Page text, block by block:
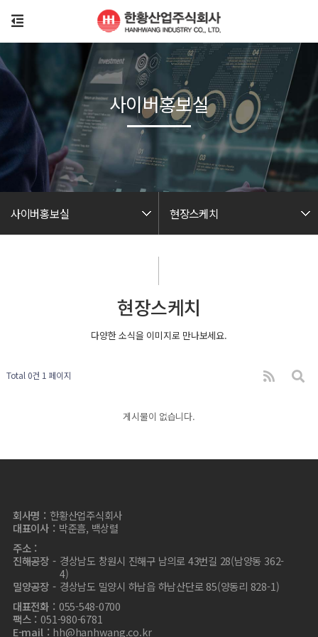
사이버홍보실 현장스케치
사이버홍보실
현장스케치
다양한 소식을 이미지로 만나보세요.
Total 0건 1 페이지
게시물이 없습니다.
회사명
한황산업주식회사
대표이사
박준흠, 백상렬
주소
진해공장
경상남도 창원시 진해구 남의로 43번길 28(남양동 362-
4)
밀양공장
경상남도 밀양시 하남읍 하남산단로 85(양동리 828-1)
대표전화
055-548-0700
팩스
051-980-6781
E-mail
hh@hanhwang.co.kr